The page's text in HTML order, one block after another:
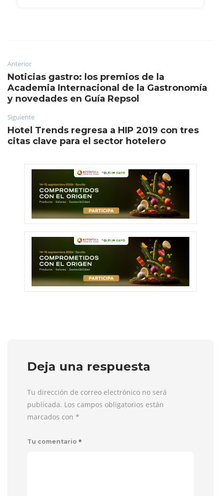
Anterior
Noticias gastro: los premios de la
Academia Internacional de la Gastronomía
y novedades en Guía Repsol
Siguiente
Hotel Trends regresa a HIP 2019 con tres
citas clave para el sector hotelero
Deja una respuesta
Tu dirección de correo electrónico no será
publicada. Los campos obligatorios están
marcados con *
Tu comentario *